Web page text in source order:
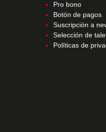
Pro bono
Botón de pagos
Suscripción a
Selección de
Políticas de